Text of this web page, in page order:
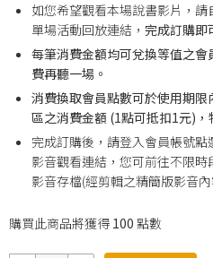
如您希望觀看本場說書影片，
單場活動回放連結， 完成訂購即
每筆消費金額均可兌換等值之
費再聽一場。
消費換取會員點數可於使用期
區之消費金額 (1點可抵扣1元)，
完成訂購後，請登入會員帳號
影音觀看連結，您可前往不限
影音存檔(經剪輯之精簡版影音內
購買此商品將獲得 100 點數